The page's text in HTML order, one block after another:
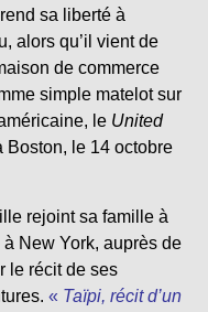
sa liberté à
alors qu’il vient de
de commerce
simple matelot sur
le United
Boston, le 14 octobre
rejoint sa famille à
New York, auprès de
le récit de ses
« Taïpi, récit d’un